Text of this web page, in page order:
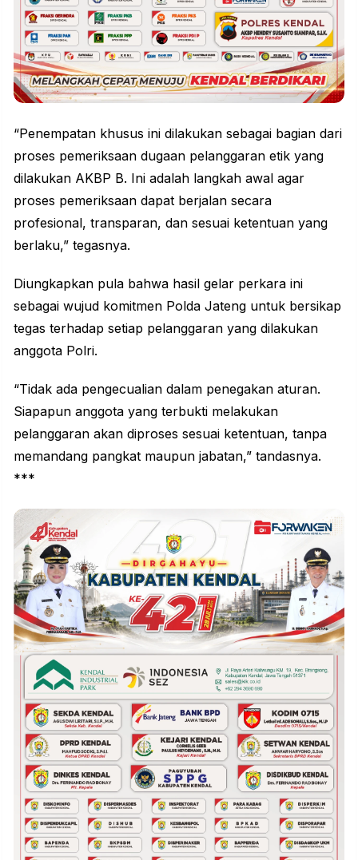
“Penempatan khusus ini dilakukan sebagai bagian dari
proses pemeriksaan dugaan pelanggaran etik yang
dilakukan AKBP B. Ini adalah langkah awal agar
proses pemeriksaan dapat berjalan secara
profesional, transparan, dan sesuai ketentuan yang
berlaku,” tegasnya.
Diungkapkan pula bahwa hasil gelar perkara ini
sebagai wujud komitmen Polda Jateng untuk bersikap
tegas terhadap setiap pelanggaran yang dilakukan
anggota Polri.
“Tidak ada pengecualian dalam penegakan aturan.
Siapapun anggota yang terbukti melakukan
pelanggaran akan diproses sesuai ketentuan, tanpa
memandang pangkat maupun jabatan,” tandasnya.
***